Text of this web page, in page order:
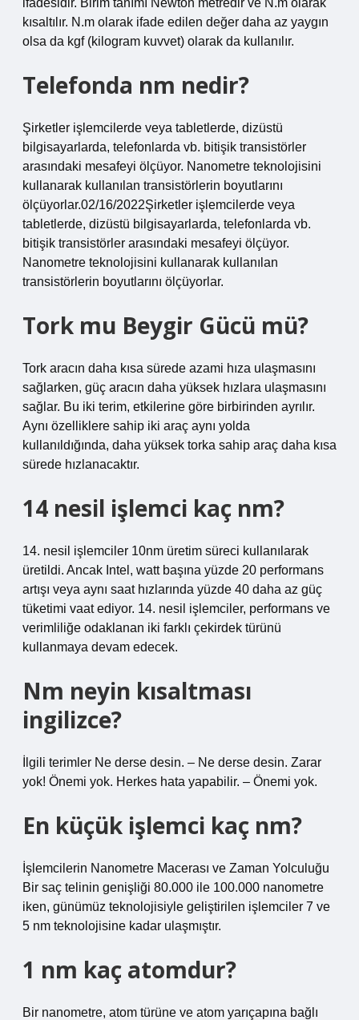
ifadesidir. Birim tanımı Newton metredir ve N.m olarak
kısaltılır. N.m olarak ifade edilen değer daha az yaygın
olsa da kgf (kilogram kuvvet) olarak da kullanılır.
Telefonda nm nedir?
Şirketler işlemcilerde veya tabletlerde, dizüstü
bilgisayarlarda, telefonlarda vb. bitişik transistörler
arasındaki mesafeyi ölçüyor. Nanometre teknolojisini
kullanarak kullanılan transistörlerin boyutlarını
ölçüyorlar.02/16/2022Şirketler işlemcilerde veya
tabletlerde, dizüstü bilgisayarlarda, telefonlarda vb.
bitişik transistörler arasındaki mesafeyi ölçüyor.
Nanometre teknolojisini kullanarak kullanılan
transistörlerin boyutlarını ölçüyorlar.
Tork mu Beygir Gücü mü?
Tork aracın daha kısa sürede azami hıza ulaşmasını
sağlarken, güç aracın daha yüksek hızlara ulaşmasını
sağlar. Bu iki terim, etkilerine göre birbirinden ayrılır.
Aynı özelliklere sahip iki araç aynı yolda
kullanıldığında, daha yüksek torka sahip araç daha kısa
sürede hızlanacaktır.
14 nesil işlemci kaç nm?
14. nesil işlemciler 10nm üretim süreci kullanılarak
üretildi. Ancak Intel, watt başına yüzde 20 performans
artışı veya aynı saat hızlarında yüzde 40 daha az güç
tüketimi vaat ediyor. 14. nesil işlemciler, performans ve
verimliliğe odaklanan iki farklı çekirdek türünü
kullanmaya devam edecek.
Nm neyin kısaltması
ingilizce?
İlgili terimler Ne derse desin. – Ne derse desin. Zarar
yok! Önemi yok. Herkes hata yapabilir. – Önemi yok.
En küçük işlemci kaç nm?
İşlemcilerin Nanometre Macerası ve Zaman Yolculuğu
Bir saç telinin genişliği 80.000 ile 100.000 nanometre
iken, günümüz teknolojisiyle geliştirilen işlemciler 7 ve
5 nm teknolojisine kadar ulaşmıştır.
1 nm kaç atomdur?
Bir nanometre, atom türüne ve atom yarıçapına bağlı